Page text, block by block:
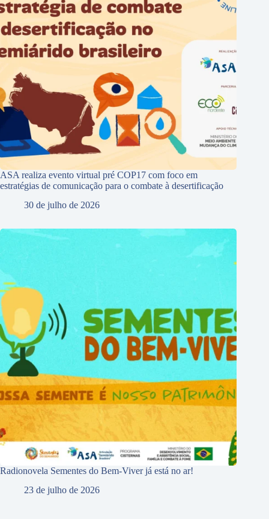
ASA realiza evento virtual pré COP17 com foco em
estratégias de comunicação para o combate à desertificação
30 de julho de 2026
Radionovela Sementes do Bem-Viver já está no ar!
23 de julho de 2026